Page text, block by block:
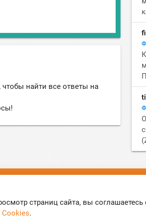
чтобы найти все ответы на
Этот сайт использует
страниц сайта, вы
.